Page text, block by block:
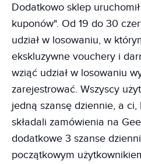
Dodatkowo sklep
kuponów". Od 19 do 30
udział w losowaniu, w
ekskluzywne vouchery i
wziąć udział w losowaniu
zarejestrować. Wszyscy
jedną szansę dziennie, a ci,
składali zamówienia na
dodatkowe 3 szanse
początkowym